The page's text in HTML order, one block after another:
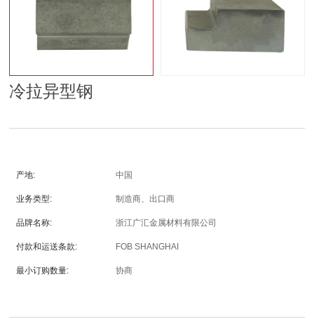
冷拉异型钢
产地: 中国
业务类型: 制造商、出口商
品牌名称: 浙江广汇金属材料有限公司
付款和运送条款: FOB SHANGHAI
最小订购数量: 协商
包装细节: 协商